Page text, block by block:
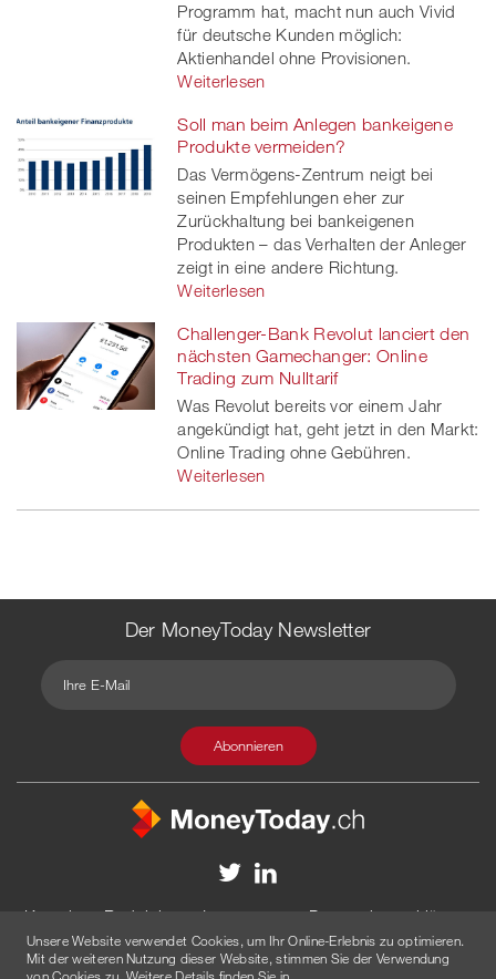
Programm hat, macht nun auch Vivid
für deutsche Kunden möglich:
Aktienhandel ohne Provisionen.
Weiterlesen
Soll man beim Anlegen bankeigene
Produkte vermeiden?
Das Vermögens-Zentrum neigt bei
seinen Empfehlungen eher zur
Zurückhaltung bei bankeigenen
Produkten – das Verhalten der Anleger
zeigt in eine andere Richtung.
Weiterlesen
Challenger-Bank Revolut lanciert den
nächsten Gamechanger: Online
Trading zum Nulltarif
Was Revolut bereits vor einem Jahr
angekündigt hat, geht jetzt in den Markt:
Online Trading ohne Gebühren.
Weiterlesen
Der MoneyToday Newsletter
Kontakt Redaktion Impressum
Datenschutzerklärung
Disclaimer
Werbung
Unsere Website verwendet Cookies, um Ihr Online-Erlebnis zu optimieren.
Mit der weiteren Nutzung dieser Website, stimmen Sie der Verwendung